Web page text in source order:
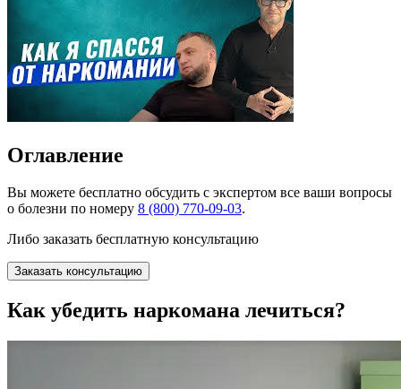
Оглавление
Вы можете бесплатно обсудить с экспертом все ваши вопросы
о болезни по номеру 8 (800) 770-09-03.
Либо заказать бесплатную консультацию
Заказать консультацию
Как убедить наркомана лечиться?